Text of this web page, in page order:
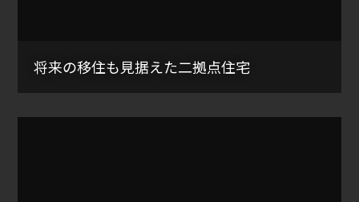
将来の移住も見据えた二拠点住宅